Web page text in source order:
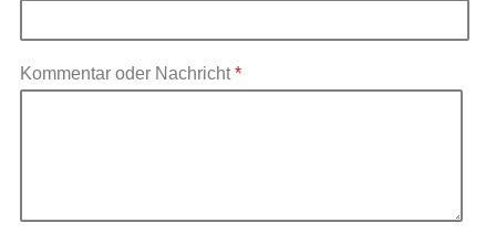
Kommentar oder Nachricht*